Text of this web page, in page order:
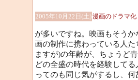
2005年10月22日(土)漫画のドラマ化
が多いですね。映画もそう
画の制作に携わっている人
ますが)の年齢が、ちょうど
どの全盛の時代を経験して
ってのも同じ気がするし、